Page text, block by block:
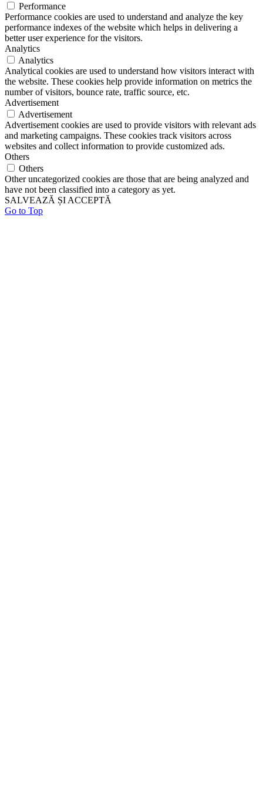
Performance
Performance cookies are used to understand and analyze the key
performance indexes of the website which helps in delivering a
better user experience for the visitors.
Analytics
Analytics
Analytical cookies are used to understand how visitors interact with
the website. These cookies help provide information on metrics the
number of visitors, bounce rate, traffic source, etc.
Advertisement
Advertisement
Advertisement cookies are used to provide visitors with relevant ads
and marketing campaigns. These cookies track visitors across
websites and collect information to provide customized ads.
Others
Others
Other uncategorized cookies are those that are being analyzed and
have not been classified into a category as yet.
SALVEAZĂ ȘI ACCEPTĂ
Go to Top